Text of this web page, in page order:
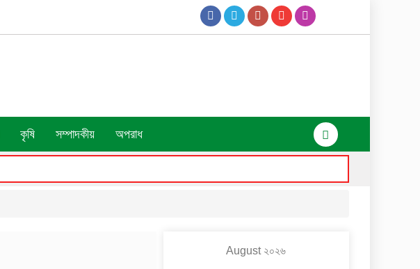
কৃষি সম্পাদকীয় অপরাধ
August ২০২৬